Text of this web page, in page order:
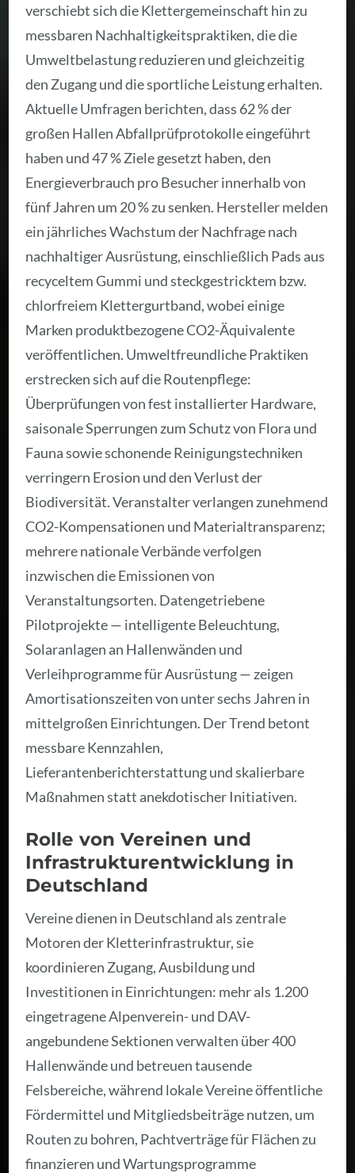
verschiebt sich die Klettergemeinschaft hin zu
messbaren Nachhaltigkeitspraktiken, die die
Umweltbelastung reduzieren und gleichzeitig
den Zugang und die sportliche Leistung erhalten.
Aktuelle Umfragen berichten, dass 62 % der
großen Hallen Abfallprüfprotokolle eingeführt
haben und 47 % Ziele gesetzt haben, den
Energieverbrauch pro Besucher innerhalb von
fünf Jahren um 20 % zu senken. Hersteller melden
ein jährliches Wachstum der Nachfrage nach
nachhaltiger Ausrüstung, einschließlich Pads aus
recyceltem Gummi und steckgestricktem bzw.
chlorfreiem Klettergurtband, wobei einige
Marken produktbezogene CO2-Äquivalente
veröffentlichen. Umweltfreundliche Praktiken
erstrecken sich auf die Routenpflege:
Überprüfungen von fest installierter Hardware,
saisonale Sperrungen zum Schutz von Flora und
Fauna sowie schonende Reinigungstechniken
verringern Erosion und den Verlust der
Biodiversität. Veranstalter verlangen zunehmend
CO2-Kompensationen und Materialtransparenz;
mehrere nationale Verbände verfolgen
inzwischen die Emissionen von
Veranstaltungsorten. Datengetriebene
Pilotprojekte — intelligente Beleuchtung,
Solaranlagen an Hallenwänden und
Verleihprogramme für Ausrüstung — zeigen
Amortisationszeiten von unter sechs Jahren in
mittelgroßen Einrichtungen. Der Trend betont
messbare Kennzahlen,
Lieferantenberichterstattung und skalierbare
Maßnahmen statt anekdotischer Initiativen.
Rolle von Vereinen und
Infrastrukturentwicklung in
Deutschland
Vereine dienen in Deutschland als zentrale
Motoren der Kletterinfrastruktur, sie
koordinieren Zugang, Ausbildung und
Investitionen in Einrichtungen: mehr als 1.200
eingetragene Alpenverein- und DAV-
angebundene Sektionen verwalten über 400
Hallenwände und betreuen tausende
Felsbereiche, während lokale Vereine öffentliche
Fördermittel und Mitgliedsbeiträge nutzen, um
Routen zu bohren, Pachtverträge für Flächen zu
finanzieren und Wartungsprogramme